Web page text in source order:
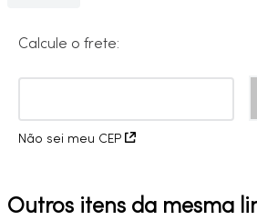
Calcule o frete:
Não sei meu CEP
Outros itens da mesma